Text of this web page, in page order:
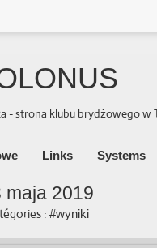
- strona klubu brydżowego w
Links Systems
maja 2019
: #wyniki